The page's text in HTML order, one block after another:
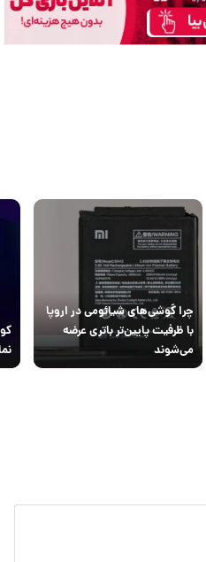
چرا گوشی‌های شیائومی در اروپا
با ظرفیت پایین‌تر باتری عرضه
می‌شوند